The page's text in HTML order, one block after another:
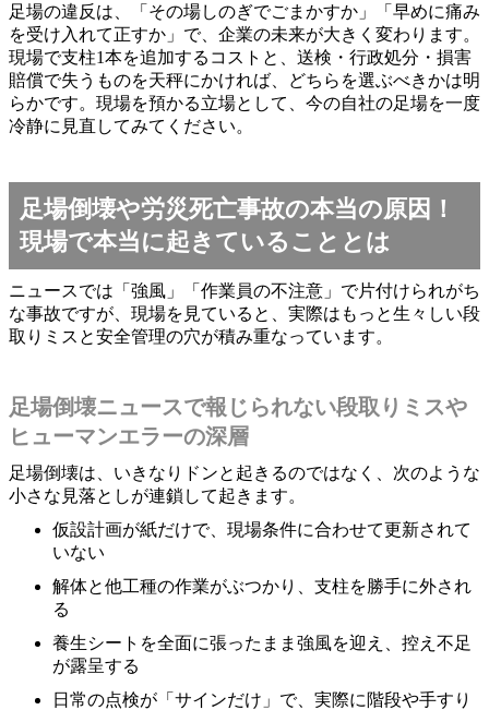
足場の違反は、「その場しのぎでごまかすか」「早めに痛み
を受け入れて正すか」で、企業の未来が大きく変わります。
現場で支柱1本を追加するコストと、送検・行政処分・損害
賠償で失うものを天秤にかければ、どちらを選ぶべきかは明
らかです。現場を預かる立場として、今の自社の足場を一度
冷静に見直してみてください。
足場倒壊や労災死亡事故の本当の原因！
現場で本当に起きていることとは
ニュースでは「強風」「作業員の不注意」で片付けられがち
な事故ですが、現場を見ていると、実際はもっと生々しい段
取りミスと安全管理の穴が積み重なっています。
足場倒壊ニュースで報じられない段取りミスや
ヒューマンエラーの深層
足場倒壊は、いきなりドンと起きるのではなく、次のような
小さな見落としが連鎖して起きます。
仮設計画が紙だけで、現場条件に合わせて更新されて
いない
解体と他工種の作業がぶつかり、支柱を勝手に外され
る
養生シートを全面に張ったまま強風を迎え、控え不足
が露呈する
日常の点検が「サインだけ」で、実際に階段や手すり